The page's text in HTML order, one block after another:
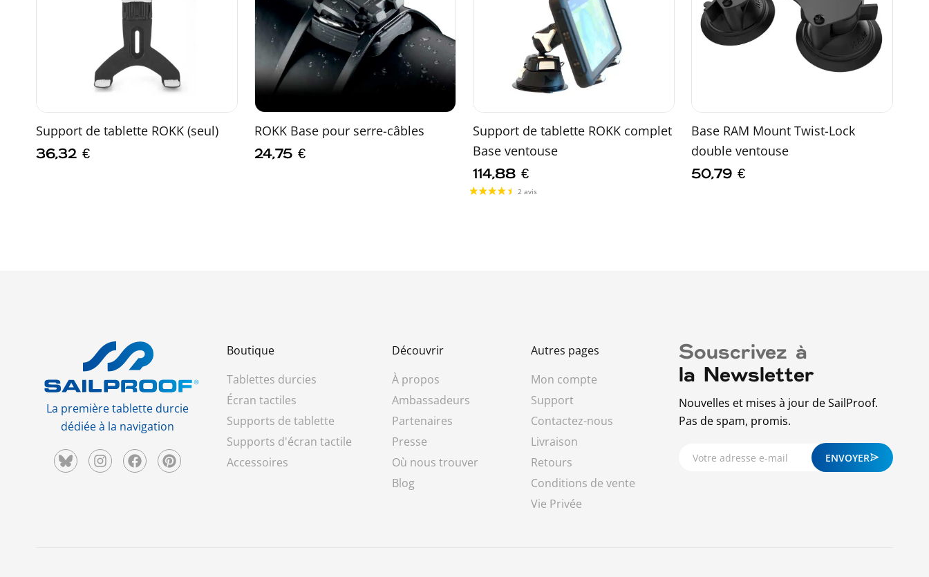
Support de tablette ROKK (seul)
36,32 €
ROKK Base pour serre-câbles
24,75 €
Support de tablette ROKK complet
Base ventouse
114,88 €
Base RAM Mount Twist-Lock
double ventouse
50,79 €
La première tablette durcie
dédiée à la navigation
Boutique
Tablettes durcies
Écran tactiles
Supports de tablette
Supports d'écran tactile
Accessoires
Découvrir
À propos
Ambassadeurs
Partenaires
Presse
Où nous trouver
Blog
Autres pages
Mon compte
Support
Contactez-nous
Livraison
Retours
Conditions de vente
Vie Privée
Souscrivez à
la Newsletter
Nouvelles et mises à jour de SailProof.
Pas de spam, promis.
ENVOYER